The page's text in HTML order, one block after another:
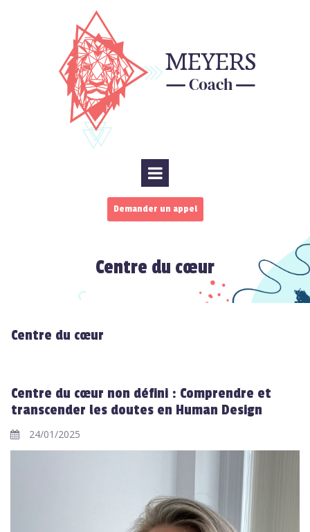
Demander un appel
Centre du cœur
Centre du cœur
Centre du cœur non défini : Comprendre et
transcender les doutes en Human Design
24/01/2025